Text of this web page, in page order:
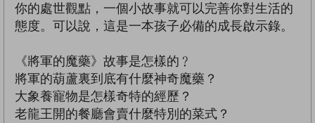
你的處世觀點，一個小故事就可以完善你對生活的
態度。可以說，這是一本孩子必備的成長啟示錄。
《將軍的魔藥》故事是怎樣的﹖
將軍的葫蘆裏到底有什麼神奇魔藥？
大象養寵物是怎樣奇特的經歷？
老龍王開的餐廳會賣什麼特別的菜式？